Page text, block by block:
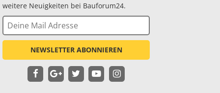
weitere Neuigkeiten bei Bauforum24.
NEWSLETTER ABONNIEREN